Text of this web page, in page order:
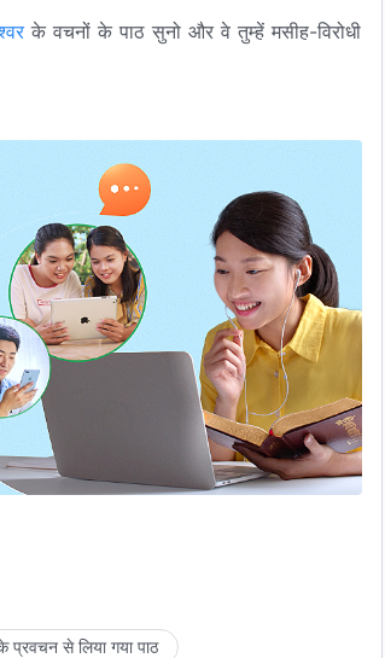
के वचनों के पाठ सुनो और वे तुम्हें मसीह-विरोधी
से लिया गया पाठ